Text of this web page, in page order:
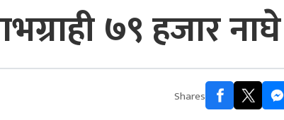
७९ हजार नाघे
Shares